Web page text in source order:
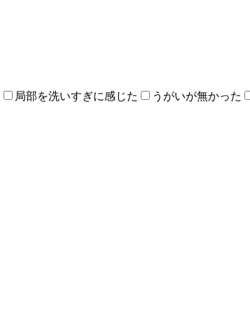
局部を洗いすぎに感じた
うがいが無かった